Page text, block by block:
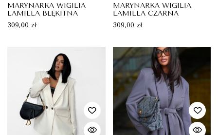
MARYNARKA WIGILIA
LAMILLA BŁĘKITNA
309,00 zł
MARYNARKA WIGILIA
LAMILLA CZARNA
309,00 zł